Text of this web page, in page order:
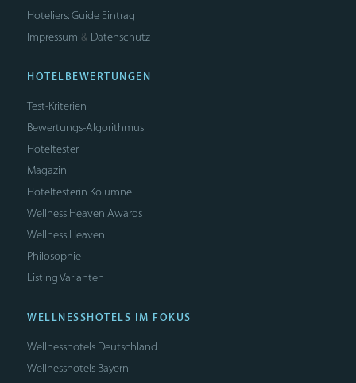
Hoteliers: Guide Eintrag
Impressum & Datenschutz
HOTELBEWERTUNGEN
Test-Kriterien
Bewertungs-Algorithmus
Hoteltester
Magazin
Hoteltesterin Kolumne
Wellness Heaven Awards
Wellness Heaven
Philosophie
Listing Varianten
WELLNESSHOTELS IM FOKUS
Wellnesshotels Deutschland
Wellnesshotels Bayern